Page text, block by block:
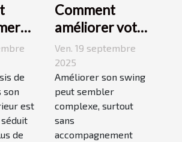
de
son
est
de
Comment
améliorer votre
swing avec des
leçons en ligne
Ven. 19 septembre
2025
Améliorer son swing
peut sembler
complexe, surtout
sans
accompagnement